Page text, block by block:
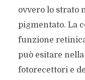
ovvero lo strato
pigmentato. La
funzione
può esitare
fotorecettori e